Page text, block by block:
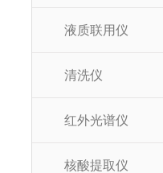
液质联用仪
清洗仪
红外光谱仪
核酸提取仪